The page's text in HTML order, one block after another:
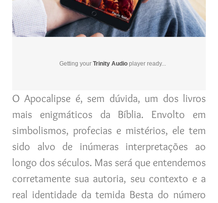
Getting your Trinity Audio player ready...
O Apocalipse é, sem dúvida, um dos livros
mais enigmáticos da Bíblia. Envolto em
simbolismos, profecias e mistérios, ele tem
sido alvo de inúmeras interpretações ao
longo dos séculos. Mas será que entendemos
corretamente sua autoria, seu contexto e a
real identidade da temida Besta do número